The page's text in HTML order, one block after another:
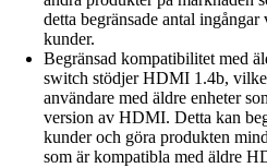
detta begränsade antal
kunder.
Begränsad kompatibilitet med
switch stödjer HDMI 1.4b,
användare med äldre enheter
version av HDMI. Detta kan
kunder och göra produkten
som är kompatibla med äldre